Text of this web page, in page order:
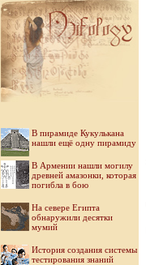
В пирамиде Кукулькана
нашли ещё одну пирамиду
В Армении нашли могилу
древней амазонки, которая
погибла в бою
На севере Египта
обнаружили десятки
мумий
История создания системы
тестирования знаний